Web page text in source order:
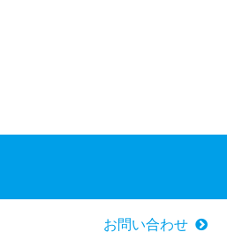
お問い合わせ